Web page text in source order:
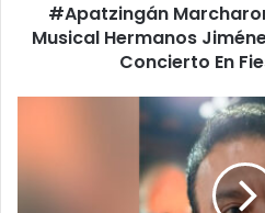
Cancelación
#Apatzingán
Musical Hermanos
Concierto En
De